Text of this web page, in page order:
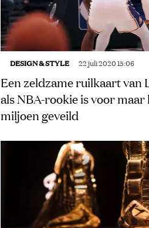
DESIGN & STYLE 22 juli 2020 15:06
Een zeldzame ruilkaart van
als NBA-rookie is voor maar
miljoen geveild